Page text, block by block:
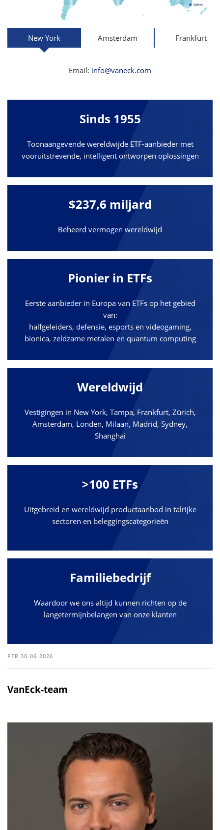
New York Amsterdam Frankfurt
Email: info@vaneck.com
Sinds 1955
Toonaangevende wereldwijde ETF-aanbieder met
vooruitstrevende, intelligent ontworpen oplossingen
$237,6 miljard
Beheerd vermogen wereldwijd
Pionier in ETFs
Eerste aanbieder in Europa van ETFs op het gebied
van:
halfgeleiders, defensie, esports en videogaming,
bionica, zeldzame metalen en quantum computing
Wereldwijd
Vestigingen in New York, Tampa, Frankfurt, Zürich,
Amsterdam, Londen, Milaan, Madrid, Sydney,
Shanghai
>100 ETFs
Uitgebreid en wereldwijd productaanbod in talrijke
sectoren en beleggingscategorieën
Familiebedrijf
Waardoor we ons altijd kunnen richten op de
langetermijnbelangen van onze klanten
PER 30-06-2026
VanEck-team